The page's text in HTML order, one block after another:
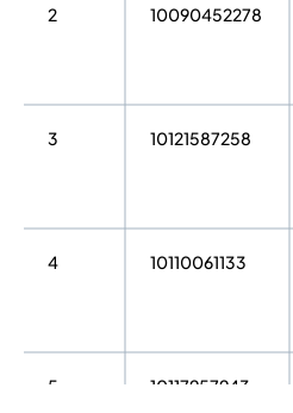
2 10090452278
3 10121587258
4 10110061133
5 10117957943